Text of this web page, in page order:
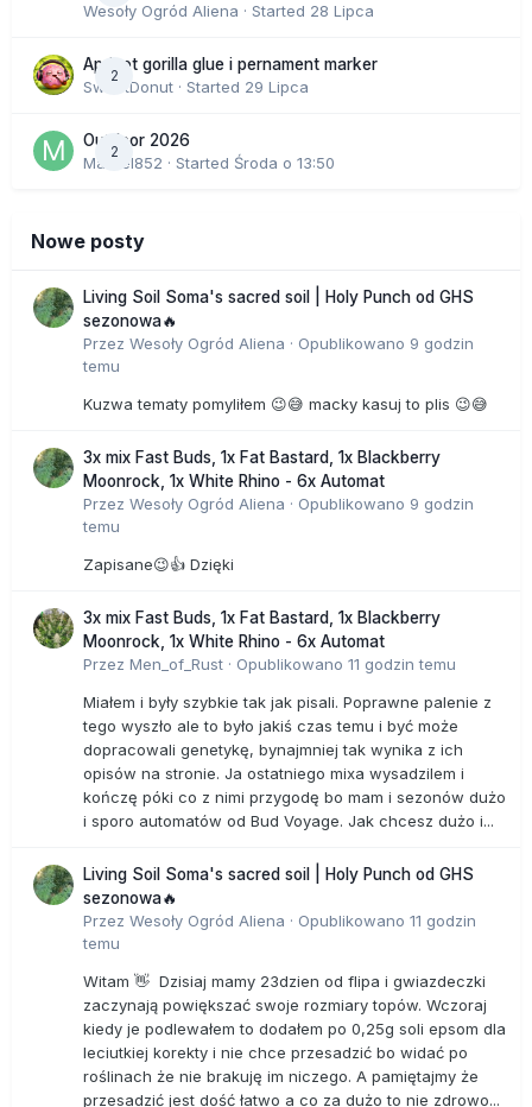
Wesoły Ogród Aliena · Started 28 Lipca
2
Apricot gorilla glue i pernament marker
SweetDonut · Started 29 Lipca
2
Outdoor 2026
Marcel852 · Started Środa o 13:50
Nowe posty
Living Soil Soma's sacred soil | Holy Punch od GHS
sezonowa🔥
Przez Wesoły Ogród Aliena · Opublikowano 9 godzin
temu
Kuzwa tematy pomyliłem 😉😅 macky kasuj to plis 😉😅
3x mix Fast Buds, 1x Fat Bastard, 1x Blackberry
Moonrock, 1x White Rhino - 6x Automat
Przez Wesoły Ogród Aliena · Opublikowano 9 godzin
temu
Zapisane😉👍 Dzięki
3x mix Fast Buds, 1x Fat Bastard, 1x Blackberry
Moonrock, 1x White Rhino - 6x Automat
Przez Men_of_Rust · Opublikowano 11 godzin temu
Miałem i były szybkie tak jak pisali. Poprawne palenie z
tego wyszło ale to było jakiś czas temu i być może
dopracowali genetykę, bynajmniej tak wynika z ich
opisów na stronie. Ja ostatniego mixa wysadzilem i
kończę póki co z nimi przygodę bo mam i sezonów dużo
i sporo automatów od Bud Voyage. Jak chcesz dużo i...
Living Soil Soma's sacred soil | Holy Punch od GHS
sezonowa🔥
Przez Wesoły Ogród Aliena · Opublikowano 11 godzin
temu
Witam 👋 Dzisiaj mamy 23dzien od flipa i gwiazdeczki
zaczynają powiększać swoje rozmiary topów. Wczoraj
kiedy je podlewałem to dodałem po 0,25g soli epsom dla
leciutkiej korekty i nie chce przesadzić bo widać po
roślinach że nie brakuję im niczego. A pamiętajmy że
przesadzić jest dość łatwo a co za dużo to nie zdrowo...